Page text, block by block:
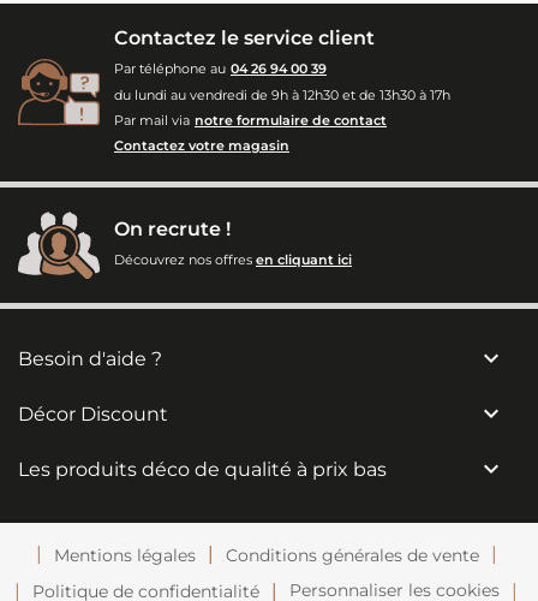
Contactez le service client
Par téléphone au 04 26 94 00 39
du lundi au vendredi de 9h à 12h30 et de 13h30 à 17h
Par mail via notre formulaire de contact
Contactez votre magasin
On recrute !
Découvrez nos offres en cliquant ici
Besoin d'aide ? 
Décor Discount 
Les produits déco de qualité à prix bas 
Mentions légales
Conditions générales de vente
Politique de confidentialité
Personnaliser les cookies